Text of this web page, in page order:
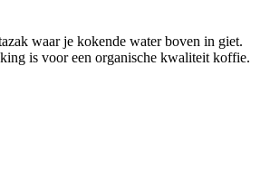
waar je kokende water boven in giet.
is voor een organische kwaliteit koffie.